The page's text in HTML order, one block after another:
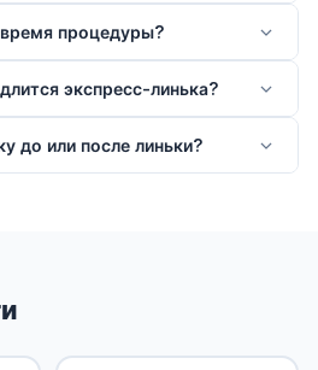
процедуры?
экспресс-линька?
до или после линьки?